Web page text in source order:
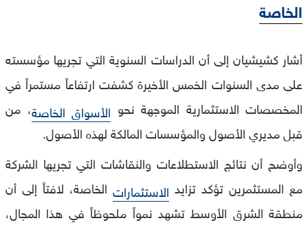
الخاصة
أشار كشيشيان إلى أن الدراسات السنوية التي تجريها مؤسسته
على مدى السنوات الخمس الأخيرة كشفت ارتفاعاً مستمراً في
المخصصات الاستثمارية الموجهة نحو الأسواق الخاصة، من
قبل مديري الأصول والمؤسسات المالكة لهذه الأصول.
وأوضح أن نتائج الاستطلاعات والنقاشات التي تجريها الشركة
مع المستثمرين تؤكد تزايد الاستثمارات الخاصة، لافتاً إلى أن
منطقة الشرق الأوسط تشهد نمواً ملحوظاً في هذا المجال،